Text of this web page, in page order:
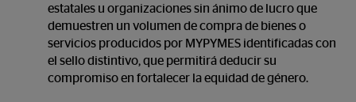
estatales u organizaciones sin ánimo de lucro que
demuestren un volumen de compra de bienes o
servicios producidos por MYPYMES identificadas con
el sello distintivo, que permitirá deducir su
compromiso en fortalecer la equidad de género.